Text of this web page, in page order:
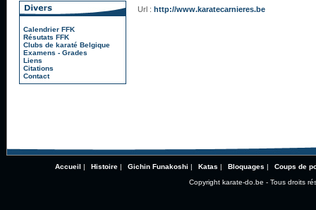
Calendrier FFK
Résutats FFK
Clubs de karaté Belgique
Examens - Grades
Liens
Citations
Contact
Url : http://www.karatecarnieres.be
Accueil | Histoire| Gichin Funakoshi | Katas | Bloquages |
Coups de
Copyright karate-do.be - Tous droits